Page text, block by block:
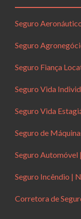
Seguro
Seguro
Seguro Fiança
Seguro Vida
Seguro Vida
Seguro de
Seguro
Seguro Incêndio |
Corretora de